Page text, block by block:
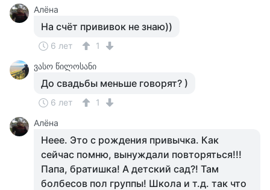
Алёна
На счёт прививок не знаю))
6 лет
1
ვასო წილოსანი
До свадьбы меньше говорят? )
6 лет
1
Алёна
Неее. Это с рождения привычка. Как
сейчас помню, вынуждали повторяться!!!
Папа, братишка! А детский сад?! Там
болбесов пол группы! Школа и т.д. так что